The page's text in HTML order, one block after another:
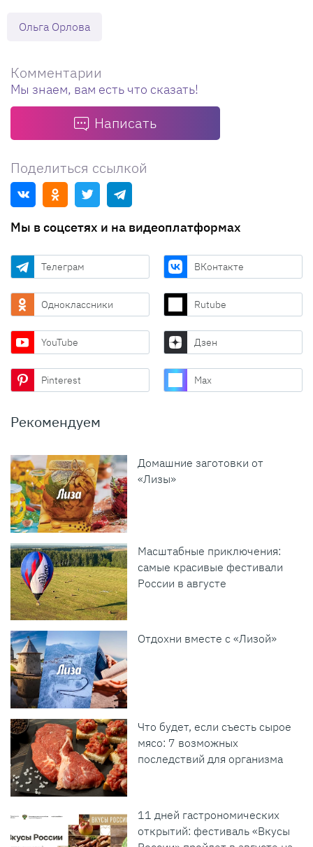
Ольга Орлова
Комментарии
Мы знаем, вам есть что сказать!
Написать
Поделиться ссылкой
Мы в соцсетях и на видеоплатформах
Телеграм ВКонтакте
Одноклассники Rutube
YouTube Дзен
Pinterest Max
Рекомендуем
Домашние заготовки от
«Лизы»
Масштабные приключения:
самые красивые фестивали
России в августе
Отдохни вместе с «Лизой»
Что будет, если съесть сырое
мясо: 7 возможных
последствий для организма
11 дней гастрономических
открытий: фестиваль «Вкусы